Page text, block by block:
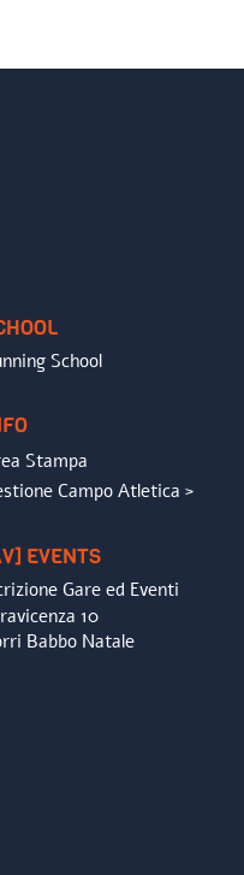
School
Stampa
Campo Atletica >
EVENTS
Gare ed Eventi
10
Babbo Natale